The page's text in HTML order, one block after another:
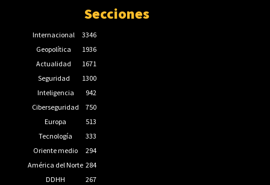
Secciones
Internacional
3346
Geopolítica
1936
Actualidad
1671
Seguridad
1300
Inteligencia
942
Ciberseguridad
750
Europa
513
Tecnología
333
Oriente medio
294
América del Norte 284
DDHH
267